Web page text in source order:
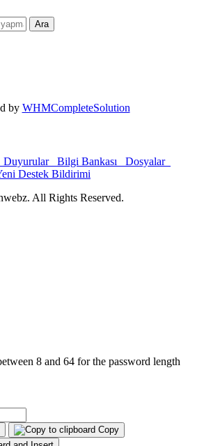
by WHMCompleteSolution
Duyurular Bilgi Bankası
Dosyalar
Destek Bildirimi
All Rights Reserved.
8 and 64 for the password length
Copy